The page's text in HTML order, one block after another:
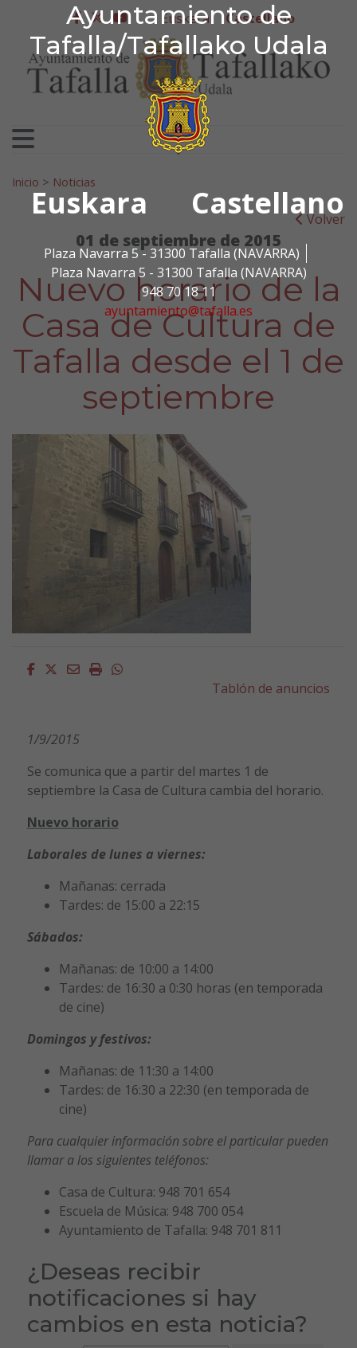
Ayuntamiento de
Tafalla/Tafallako Udala
Euskara Castellano
Plaza Navarra 5 - 31300 Tafalla (NAVARRA)
Plaza Navarra 5 - 31300 Tafalla (NAVARRA)
948 70 18 11
ayuntamiento@tafalla.es
Ir al contenido
Ayuntamiento de
facebook
twitter
youtube
Euskera Castellano
Search for:
Inicio > Noticias
Volver
01 de septiembre de 2015
Nuevo horario de la
Casa de Cultura de
Tafalla desde el 1 de
septiembre
Facebook
Twitter
EmailImprimirWhatsapp
Tablón de anuncios
1/9/2015
Se comunica que a partir del martes 1 de
septiembre la Casa de Cultura cambia del horario.
Nuevo horario
Laborales de lunes a viernes:
Mañanas: cerrada
Tardes: de 15:00 a 22:15
Sábados:
Mañanas: de 10:00 a 14:00
Tardes: de 16:30 a 0:30 horas (en temporada
de cine)
Domingos y festivos:
Mañanas: de 11:30 a 14:00
Tardes: de 16:30 a 22:30 (en temporada de
cine)
Para cualquier información sobre el particular pueden
llamar a los siguientes teléfonos:
Casa de Cultura: 948 701 654
Escuela de Música: 948 700 054
Ayuntamiento de Tafalla: 948 701 811
¿Deseas recibir
notificaciones si hay
cambios en esta noticia?